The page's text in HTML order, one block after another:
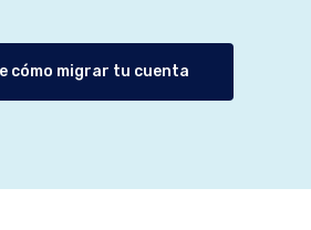
cómo migrar tu cuenta